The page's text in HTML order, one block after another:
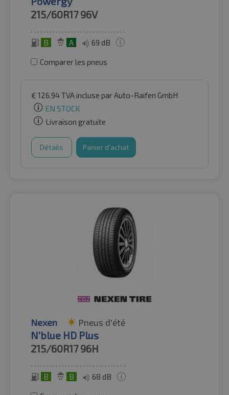
215/60R17 96V
B A 69 dB
Comparer les pneus
€ 126.94TVA incluse par Auto-Raifen GmbH
EN STOCK
Livraison gratuite
Détails Panier d'achat
Nexen Pneus d'été
N'blue HD Plus
215/60R17 96H
B B 68 dB